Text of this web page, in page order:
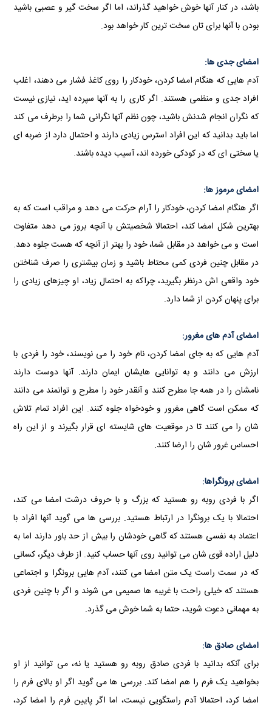
باشد، در کنار آنها خوش خواهید گذراند، اما اگر سخت گیر و عصبی باشید
بودن با آنها برای تان سخت ترین کار خواهد بود.
امضای جدی ها:
آدم هایی که هنگام امضا کردن، خودکار را روی کاغذ فشار می دهند، اغلب
افراد جدی و منظمی هستند. اگر کاری را به آنها سپرده اید، نیازی نیست
که نگران انجام شدنش باشید، چون نظم آنها نگرانی شما را برطرف می کند
اما باید بدانید که این افراد استرس زیادی دارند و احتمال دارد از ضربه ای
یا سختی ای که در کودکی خورده اند، آسیب دیده باشند.
امضای مرموز ها:
اگر هنگام امضا کردن، خودکار را آرام حرکت می دهد و مراقب است که به
بهترین شکل امضا کند، احتمالا شخصیتش با آنچه بروز می دهد متفاوت
است و می خواهد در مقابل شما، خود را بهتر از آنچه که هست جلوه دهد.
در مقابل چنین فردی کمی محتاط باشید و زمان بیشتری را صرف شناختن
خود واقعی اش درنظر بگيريد، چراکه به احتمال زیاد، او چیزهای زیادی را
برای پنهان کردن از شما دارد.
امضای آدم های مغرور:
آدم هایی که به جای امضا کردن، نام خود را می نویسند، خود را فردی با
ارزش می دانند و به توانایی هایشان ایمان دارند. آنها دوست دارند
نامشان را در همه جا مطرح کنند و آنقدر خود را مطرح و توانمند می دانند
که ممکن است گاهی مغرور و خودخواه جلوه کنند. این افراد تمام تلاش
شان را می کنند تا در موقعیت های شایسته ای قرار بگیرند و از این راه
احساس غرور شان را ارضا کنند.
امضای برونگراها:
اگر با فردی روبه رو هستید که بزرگ و با حروف درشت امضا می کند،
احتمالا با یک برونگرا در ارتباط هستید. بررسی ها می گوید آنها افراد با
اعتماد به نفسی هستند که گاهی خودشان را بیش از حد باور دارند اما به
دليل اراده قوی شان می توانید روی آنها حساب کنید. از طرف دیگر، کسانی
که در سمت راست یک متن امضا می کنند، آدم هایی برونگرا و اجتماعی
هستند که خیلی راحت با غریبه ها صمیمی می شوند و اگر با چنین فردی
به مهمانی دعوت شوید، حتما به شما خوش می گذرد.
امضای صادق ها:
برای آنکه بدانید با فردی صادق روبه رو هستید یا نه، می توانید از او
بخواهید یک فرم را هم امضا کند. بررسی ها می گوید اگر او بالای فرم را
امضا کرد، احتمالا آدم راستگویی نیست، اما اگر پایین فرم را امضا کرد،